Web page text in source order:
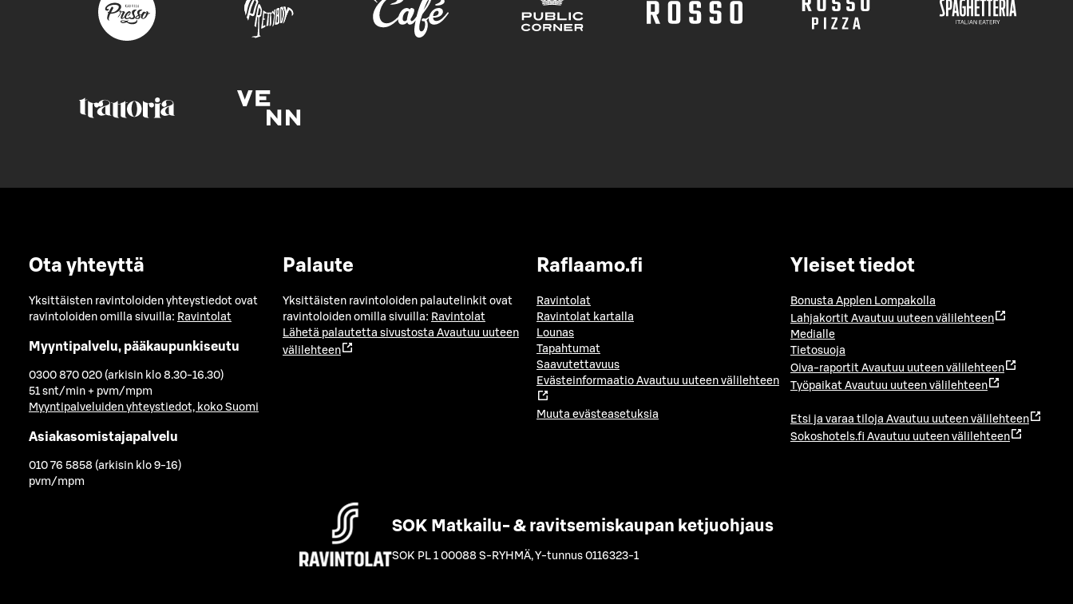
Ota yhteyttä
Yksittäisten ravintoloiden yhteystiedot ovat
ravintoloiden omilla sivuilla: Ravintolat
Myyntipalvelu, pääkaupunkiseutu
0300 870 020 (arkisin klo 8.30-16.30)
51 snt/min + pvm/mpm
Myyntipalveluiden yhteystiedot, koko Suomi
Asiakasomistajapalvelu
010 76 5858 (arkisin klo 9-16)
pvm/mpm
Palaute
Yksittäisten ravintoloiden palautelinkit ovat
ravintoloiden omilla sivuilla: Ravintolat
Lähetä palautetta sivustosta Avautuu uuteen
välilehteen
Raflaamo.fi
Ravintolat
Ravintolat kartalla
Lounas
Tapahtumat
Saavutettavuus
Evästeinformaatio Avautuu uuteen välilehteen
Muuta evästeasetuksia
Yleiset tiedot
Bonusta Applen Lompakolla
Lahjakortit Avautuu uuteen välilehteen
Medialle
Tietosuoja
Oiva-raportit Avautuu uuteen välilehteen
Työpaikat Avautuu uuteen välilehteen
Etsi ja varaa tiloja Avautuu uuteen välilehteen
Sokoshotels.fi Avautuu uuteen välilehteen
SOK Matkailu- & ravitsemiskaupan ketjuohjaus
SOK PL 1 00088 S-RYHMÄ,Y-tunnus 0116323-1